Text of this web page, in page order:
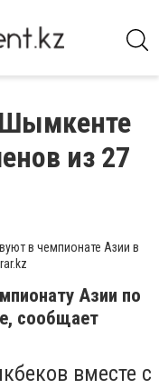
из 27
в чемпионате Азии в
Азии по
сообщает
вместе с